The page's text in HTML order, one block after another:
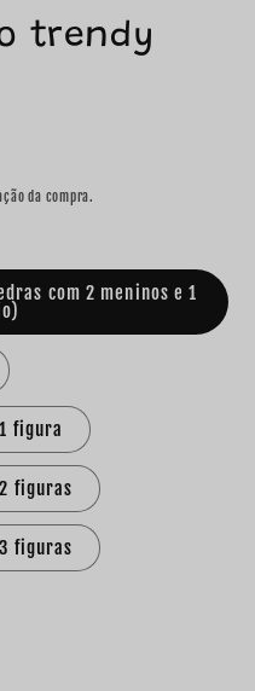
trendy
da compra.
com 2 meninos e 1
figura
figuras
figuras